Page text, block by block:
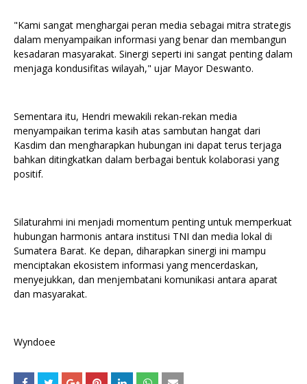
"Kami sangat menghargai peran media sebagai mitra strategis
dalam menyampaikan informasi yang benar dan membangun
kesadaran masyarakat. Sinergi seperti ini sangat penting dalam
menjaga kondusifitas wilayah," ujar Mayor Deswanto.
Sementara itu, Hendri mewakili rekan-rekan media
menyampaikan terima kasih atas sambutan hangat dari
Kasdim dan mengharapkan hubungan ini dapat terus terjaga
bahkan ditingkatkan dalam berbagai bentuk kolaborasi yang
positif.
Silaturahmi ini menjadi momentum penting untuk memperkuat
hubungan harmonis antara institusi TNI dan media lokal di
Sumatera Barat. Ke depan, diharapkan sinergi ini mampu
menciptakan ekosistem informasi yang mencerdaskan,
menyejukkan, dan menjembatani komunikasi antara aparat
dan masyarakat.
Wyndoee